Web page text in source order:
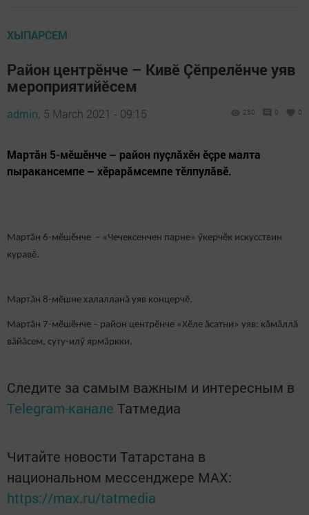
ХЫПАРСЕМ
Район центрӗнче – Кивӗ Çӗпрелӗнче уяв
мероприятийӗсем
admin, 5 March 2021 - 09:15 250 0 0
Мартăн 5-мӗшӗнче – район пуçлăхӗн ӗçре малта
пыракансемпе – хӗрарăмсемпе тӗлпулăвӗ.
Мартăн 6-мӗшӗнче – «Чечексенчен парне» ӳкерчӗк искусствин
куравӗ.
Мартăн 8-мӗшне халалланă уяв концерчӗ.
Мартăн 7-мӗшӗнче – район центрӗнче «Хӗле ăсатни» уяв: кăмăллă
вăйăсем, суту-илӳ ярмăркки.
Следите за самым важным и интересным в
Telegram-канале Татмедиа
Читайте новости Татарстана в
национальном мессенджере MАХ:
https://max.ru/tatmedia